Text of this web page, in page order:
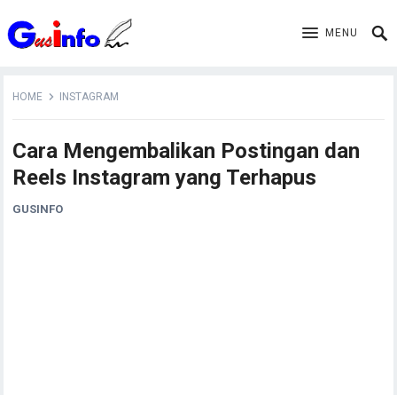
MENU
HOME INSTAGRAM
Cara Mengembalikan Postingan dan
Reels Instagram yang Terhapus
GUSINFO